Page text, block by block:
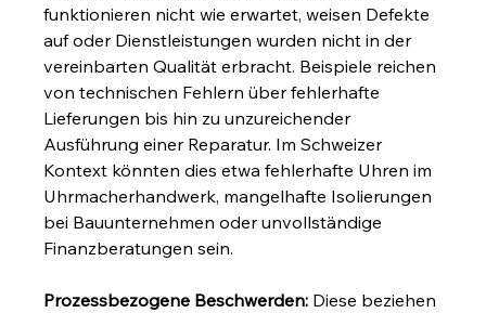
funktionieren nicht wie erwartet, weisen Defekte
auf oder Dienstleistungen wurden nicht in der
vereinbarten Qualität erbracht. Beispiele reichen
von technischen Fehlern über fehlerhafte
Lieferungen bis hin zu unzureichender
Ausführung einer Reparatur. Im Schweizer
Kontext könnten dies etwa fehlerhafte Uhren im
Uhrmacherhandwerk, mangelhafte Isolierungen
bei Bauunternehmen oder unvollständige
Finanzberatungen sein.
Prozessbezogene Beschwerden: Diese beziehen